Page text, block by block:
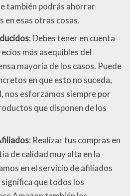
también podrás ahorrar
en esas otras cosas.
: Debes tener en cuenta
más asequibles del
mayoría de los casos. Puede
en que esto no suceda,
nos esforzamos siempre por
que disponen de los
: Realizar tus compras en
de calidad muy alta en la
en el servicio de afiliados
significa que todos los